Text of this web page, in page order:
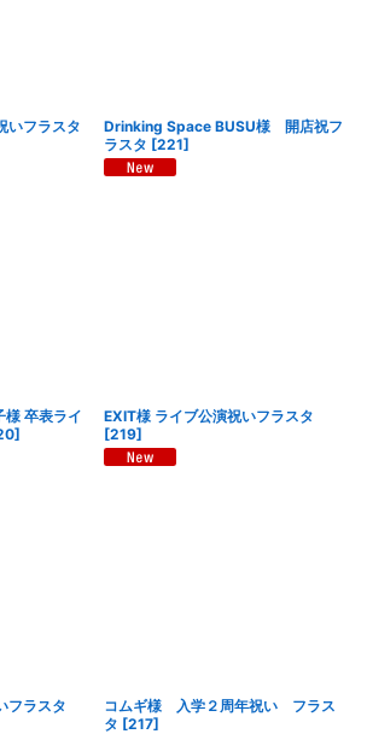
フラスタ
Drinking Space BUSU様 開店祝フ
ラスタ [221]
卒表ライ
]
EXIT様 ライブ公演祝いフラスタ
[219]
フラスタ
コムギ様 入学２周年祝い フラス
タ [217]